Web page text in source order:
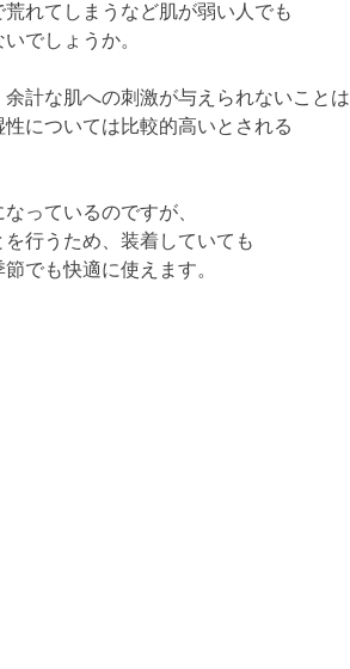
れてしまうなど肌が弱い人でも
でしょうか。
計な肌への刺激が与えられないことは
については比較的高いとされる
っているのですが、
行うため、装着していても
でも快適に使えます。